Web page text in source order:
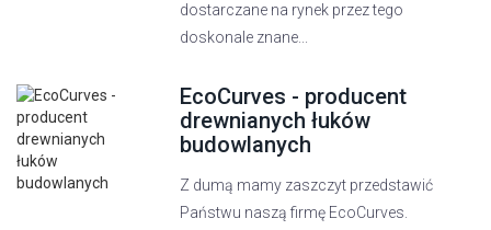
dostarczane na rynek przez tego
doskonale znane...
EcoCurves - producent
drewnianych łuków
budowlanych
Z dumą mamy zaszczyt przedstawić
Państwu naszą firmę EcoCurves.